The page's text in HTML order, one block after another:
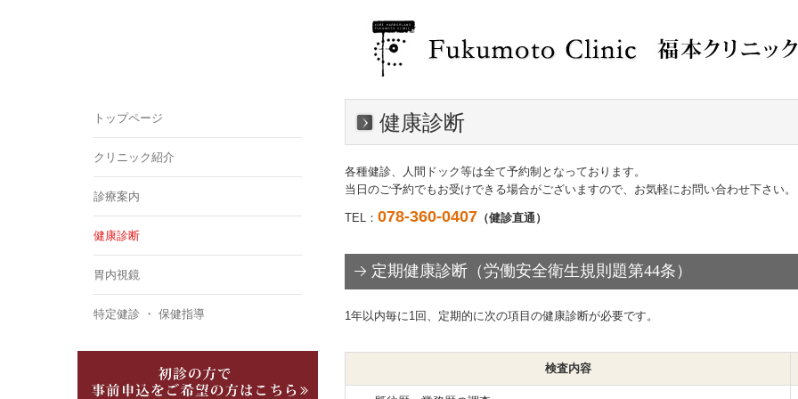
トップページ
クリニック紹介
診療案内
健康診断
胃内視鏡
特定健診 ・ 保健指導
健康診断
各種健診、人間ドック等は全て予約制となっております。
当日のご予約でもお受けできる場合がございますので、お気軽にお問い合わせ下さい。
TEL： 078-360-0407 （健診直通）
定期健康診断（労働安全衛生規則題第44条）
1年以内毎に1回、定期的に次の項目の健康診断が必要です。
検査内容